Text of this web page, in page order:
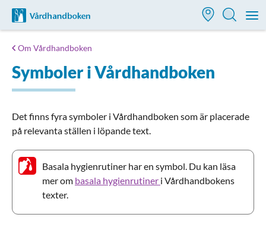
Till startsidan för Vårdhandboken
Om Vårdhandboken
Symboler i Vårdhandboken
Det finns fyra symboler i Vårdhandboken som är placerade
på relevanta ställen i löpande text.
Basala hygienrutiner har en symbol. Du kan läsa
mer om basala hygienrutiner i Vårdhandbokens
texter.